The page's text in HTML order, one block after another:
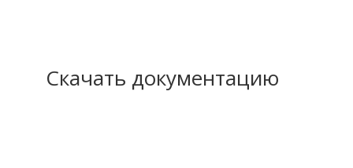
Скачать документацию